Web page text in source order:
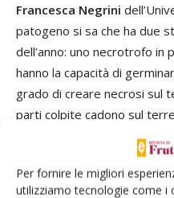
Per fornire le migliori
utilizziamo tecnologie come i
Francesca Negrini
patogeno si sa che ha due
dell’anno: uno necrotrofo in
hanno la capacità di
grado di creare necrosi sul
parti colpite cadono sul
capacità di proliferare
con cui passa l’autunno-
di sostanza organica in